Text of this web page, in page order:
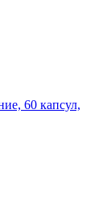
60 капсул,